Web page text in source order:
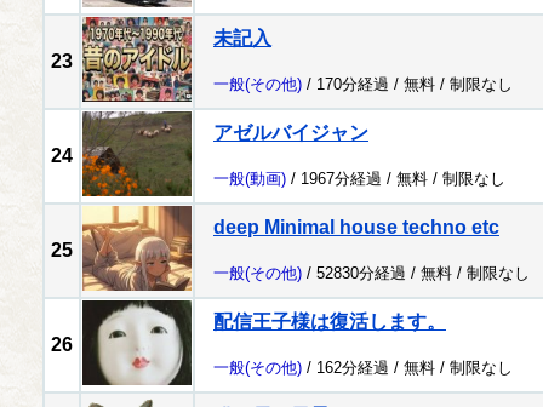
23
未記入
一般(その他) / 170分経過 / 無料 / 制限なし
24
アゼルバイジャン
一般(動画) / 1967分経過 / 無料 / 制限なし
25
deep Minimal house techno etc
一般(その他) / 52830分経過 / 無料 / 制限なし
26
配信王子様は復活します。
一般(その他) / 162分経過 / 無料 / 制限なし